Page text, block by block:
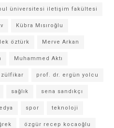
üniversitesi iletişim fakültesi
Kübra Mısıroğlu
öztürk Merve Arkan
Muhammed Aktı
zülfikar prof. dr. ergün yolcu
sağlık sena sandıkçı
spor teknoloji
özgür recep kocaoğlu